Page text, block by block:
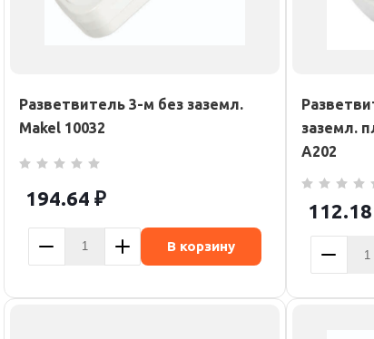
Разветвитель 3-м без заземл.
Makel 10032
194.64 ₽
В корзину
заземл.
А202
112.18